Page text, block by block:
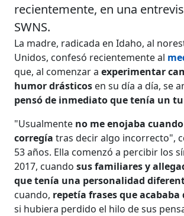
recientemente, en una
SWNS.
La madre, radicada en Idaho, al
Unidos, confesó recientemente al
que, al comenzar aexperimentar
humor drásticos en su día a día, se
pensó de inmediato que tenía un
"Usualmente no me enojaba
corregíatras decir algo incorrecto",
53 años. Ella comenzó a percibir los
2017, cuandosus familiares y
que tenía una personalidad
cuando, repetía frases que acababa
si hubiera perdido el hilo de sus